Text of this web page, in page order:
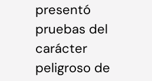
presentó
pruebas del
carácter
peligroso de